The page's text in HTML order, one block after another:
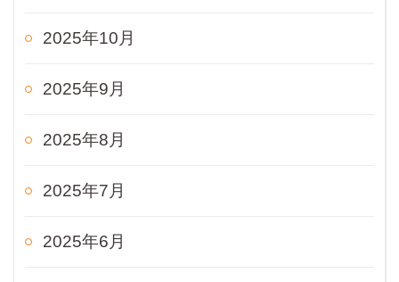
2025年10月
2025年9月
2025年8月
2025年7月
2025年6月